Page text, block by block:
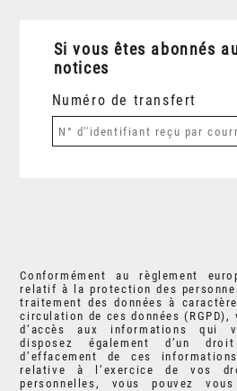
Si vous êtes abonnés
notices
Numéro de transfert
Conformément au règlement
relatif à la protection des
traitement des données à
circulation de ces données (RGPD),
d’accès aux informations qui
disposez également d’un
d’effacement de ces
relative à l’exercice de vos
personnelles, vous pouvez